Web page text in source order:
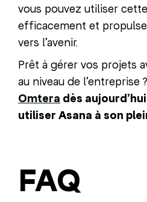
vous pouvez utiliser
efficacement et
vers l’avenir.
Prêt à gérer vos projets
au niveau de l’entreprise ?
Omtera dès
utiliser Asana à son
FAQ